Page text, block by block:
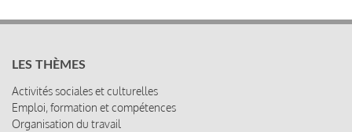
LES THÈMES
Activités sociales et culturelles
Emploi, formation et compétences
Organisation du travail